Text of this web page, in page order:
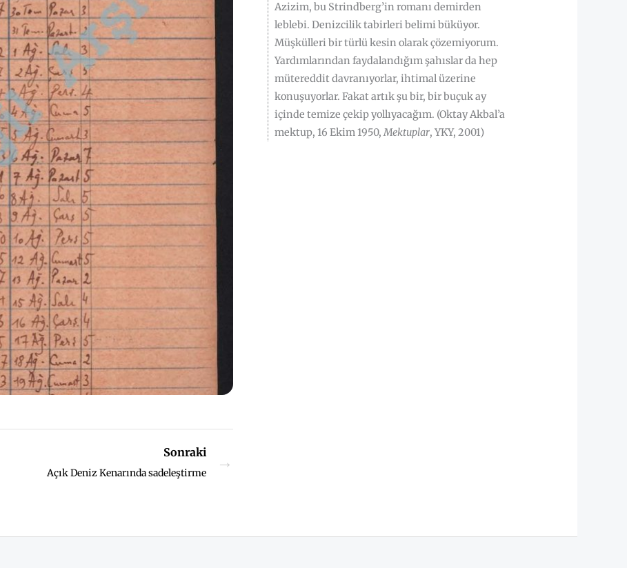
Sonraki
Açık Deniz Kenarında sadeleştirme
→
Azizim, bu Strindberg’in romanı demirden
leblebi. Denizcilik tabirleri belimi büküyor.
Müşkülleri bir türlü kesin olarak çözemiyorum.
Yardımlarından faydalandığım şahıslar da hep
mütereddit davranıyorlar, ihtimal üzerine
konuşuyorlar. Fakat artık şu bir, bir buçuk ay
içinde temize çekip yollıyacağım. (Oktay Akbal’a
mektup, 16 Ekim 1950,Mektuplar, YKY, 2001)